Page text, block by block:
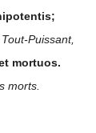
Puissant,
mortuos.
morts.